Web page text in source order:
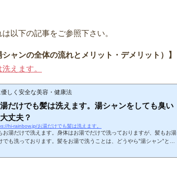
が大きいです。ブ...
以下の記事をご参照下さい。
シャンの全体の流れとメリット・デメリット）】
えます。
しく安全な美容・健康法
だけでも髪は洗えます。湯シャンをしても臭い
丈夫？
hi-rainbow.jp/お湯だけでも髪は洗えます。
お湯だけで洗えます。身体はお湯でだけで洗っておりますが、髪もお湯
でも洗っております。髪をお湯で洗うことは、どうやら”湯シャン”とい
。）身体の時にはとくに必要なものはないのですが、湯シャンには道具